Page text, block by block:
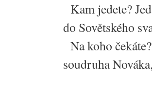
Kam jedete?
do Sovětského
Na koho
soudruha